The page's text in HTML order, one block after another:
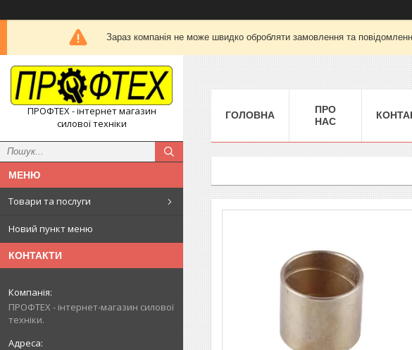
Зараз компанія не може швидко обробляти замовлення та
ПРОФТЕХ - інтернет магазин
силової техніки
Товари та послуги
Новий пункт меню
КОНТАКТИ
ПРОФТЕХ - інтернет-магазин силової
техніки.
ГОЛОВНА
ПРО
НАС